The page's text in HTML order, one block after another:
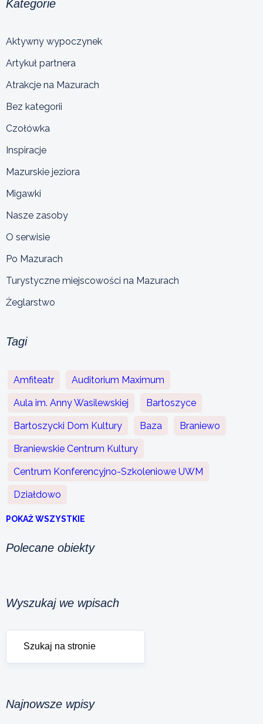
Kategorie
Aktywny wypoczynek
Artykuł partnera
Atrakcje na Mazurach
Bez kategorii
Czołówka
Inspiracje
Mazurskie jeziora
Migawki
Nasze zasoby
O serwisie
Po Mazurach
Turystyczne miejscowości na Mazurach
Żeglarstwo
Tagi
Amfiteatr Auditorium Maximum
Aula im. Anny Wasilewskiej Bartoszyce
Bartoszycki Dom Kultury Baza Braniewo
Braniewskie Centrum Kultury
Centrum Konferencyjno-Szkoleniowe UWM
Działdowo
POKAŻ WSZYSTKIE
Polecane obiekty
Wyszukaj we wpisach
Najnowsze wpisy